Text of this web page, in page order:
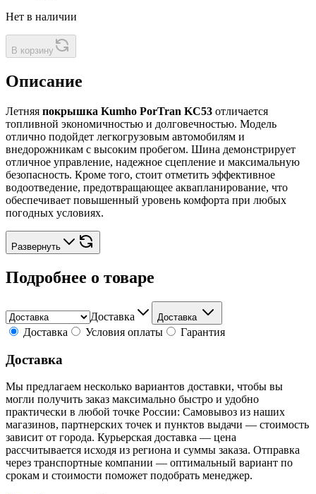
Нет в наличии
В корзину
Описание
Летняя покрышка Kumho PorTran KC53 отличается
топливной экономичностью и долговечностью. Модель
отлично подойдет легкогрузовым автомобилям и
внедорожникам с высоким пробегом. Шина демонстрирует
отличное управление, надежное сцепление и максимальную
безопасность. Кроме того, стоит отметить эффективное
водоотведение, предотвращающее аквапланирование, что
обеспечивает повышенный уровень комфорта при любых
погодных условиях.
Развернуть
Подробнее о товаре
Доставка Доставка
Доставка Условия оплаты Гарантия
Доставка
Мы предлагаем несколько вариантов доставки, чтобы вы
могли получить заказ максимально быстро и удобно
практически в любой точке России: Самовывоз из наших
магазинов, партнерских точек и пунктов выдачи — стоимость
зависит от города. Курьерская доставка — цена
рассчитывается исходя из региона и суммы заказа. Отправка
через транспортные компании — оптимальный вариант по
срокам и стоимости поможет подобрать менеджер.